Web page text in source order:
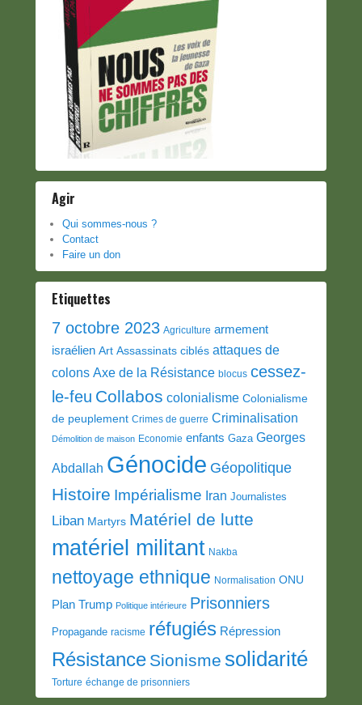
Agir
Qui sommes-nous ?
Contact
Faire un don
Etiquettes
7 octobre 2023 Agriculture armement
israélien Art Assassinats ciblés attaques de
colons Axe de la Résistance blocus cessez-
le-feu Collabos colonialisme Colonialisme
de peuplement Crimes de guerre Criminalisation
Démolition de maison Economie enfants Gaza Georges
Abdallah Génocide Géopolitique
Histoire Impérialisme Iran Journalistes
Liban Martyrs Matériel de lutte
matériel militant Nakba
nettoyage ethnique Normalisation ONU
Plan Trump Politique intérieure Prisonniers
Propagande racisme réfugiés Répression
Résistance Sionisme solidarité
Torture échange de prisonniers